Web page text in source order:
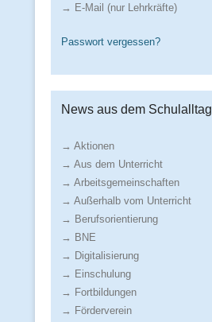
→ E-Mail (nur Lehrkräfte)
Passwort vergessen?
News aus dem Schulalltag
→ Aktionen
→ Aus dem Unterricht
→ Arbeitsgemeinschaften
→ Außerhalb vom Unterricht
→ Berufsorientierung
→ BNE
→ Digitalisierung
→ Einschulung
→ Fortbildungen
→ Förderverein